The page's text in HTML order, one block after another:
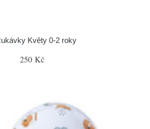
Květy 0-2 roky
250 Kč